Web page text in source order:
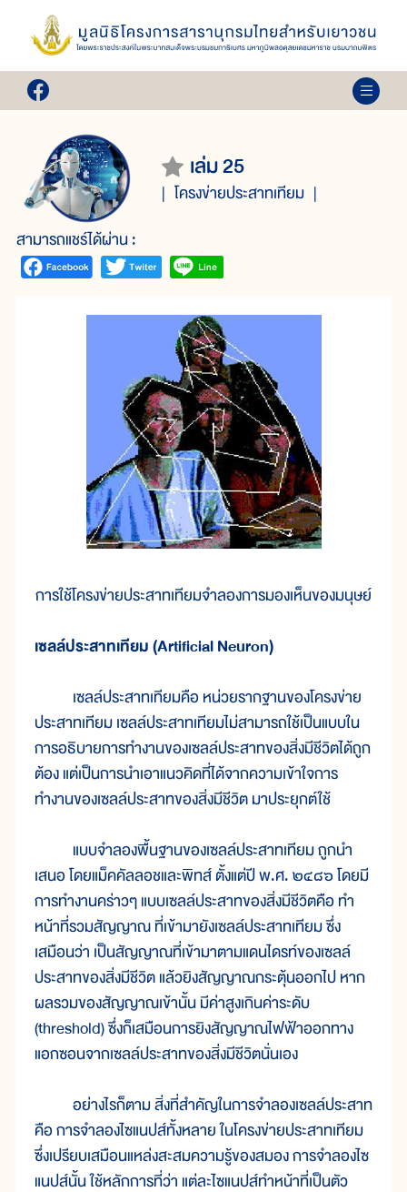
เล่ม 25
โครงข่ายประสาทเทียม
สามารถแชร์ได้ผ่าน :
การใช้โครงข่ายประสาทเทียมจำลองการมองเห็นของมนุษย์
เซลล์ประสาทเทียม (Artificial Neuron)
เซลล์ประสาทเทียมคือ หน่วยรากฐานของโครงข่าย
ประสาทเทียม เซลล์ประสาทเทียมไม่สามารถใช้เป็นแบบใน
การอธิบายการทำงานของเซลล์ประสาทของสิ่งมีชีวิตได้ถูก
ต้อง แต่เป็นการนำเอาแนวคิดที่ได้จากความเข้าใจการ
ทำงานของเซลล์ประสาทของสิ่งมีชีวิต มาประยุกต์ใช้
แบบจำลองพื้นฐานของเซลล์ประสาทเทียม ถูกนำ
เสนอ โดยแม็คคัลลอชและพิทส์ ตั้งแต่ปี พ.ศ. ๒๔๘๖ โดยมี
การทำงานคร่าวๆ แบบเซลล์ประสาทของสิ่งมีชีวิตคือ ทำ
หน้าที่รวมสัญญาณ ที่เข้ามายังเซลล์ประสาทเทียม ซึ่ง
เสมือนว่า เป็นสัญญาณที่เข้ามาตามแดนไดรท์ของเซลล์
ประสาทของสิ่งมีชีวิต แล้วยิงสัญญาณกระตุ้นออกไป หาก
ผลรวมของสัญญาณเข้านั้น มีค่าสูงเกินค่าระดับ
(threshold) ซึ่งก็เสมือนการยิงสัญญาณไฟฟ้าออกทาง
แอกซอนจากเซลล์ประสาทของสิ่งมีชีวิตนั่นเอง
อย่างไรก็ตาม สิ่งที่สำคัญในการจำลองเซลล์ประสาท
คือ การจำลองไซแนปส์ทั้งหลาย ในโครงข่ายประสาทเทียม
ซึ่งเปรียบเสมือนแหล่งสะสมความรู้ของสมอง การจำลองไซ
แนปส์นั้น ใช้หลักการที่ว่า แต่ละไซแนปส์ทำหน้าที่เป็นตัว